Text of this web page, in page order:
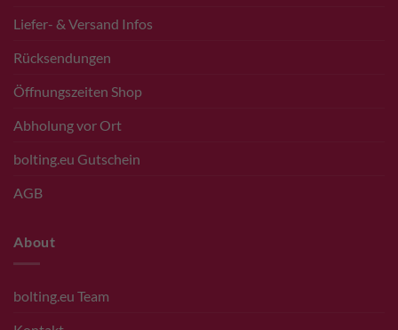
Liefer- & Versand Infos
Rücksendungen
Öffnungszeiten Shop
Abholung vor Ort
bolting.eu Gutschein
AGB
About
bolting.eu Team